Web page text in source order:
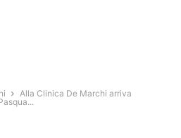
Alla Clinica De Marchi arriva